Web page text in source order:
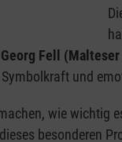
Fell
und
wie wichtig
besonderen